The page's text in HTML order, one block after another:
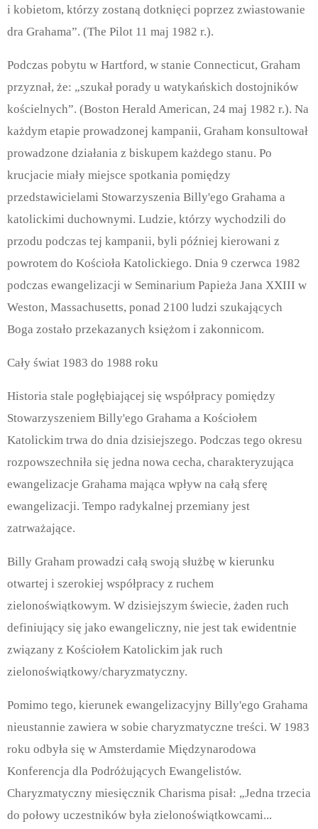
i kobietom, którzy zostaną dotknięci poprzez zwiastowanie
dra Grahama”. (The Pilot 11 maj 1982 r.).
Podczas pobytu w Hartford, w stanie Connecticut, Graham
przyznał, że: „szukał porady u watykańskich dostojników
kościelnych”. (Boston Herald American, 24 maj 1982 r.). Na
każdym etapie prowadzonej kampanii, Graham konsultował
prowadzone działania z biskupem każdego stanu. Po
krucjacie miały miejsce spotkania pomiędzy
przedstawicielami Stowarzyszenia Billy'ego Grahama a
katolickimi duchownymi. Ludzie, którzy wychodzili do
przodu podczas tej kampanii, byli później kierowani z
powrotem do Kościoła Katolickiego. Dnia 9 czerwca 1982
podczas ewangelizacji w Seminarium Papieża Jana XXIII w
Weston, Massachusetts, ponad 2100 ludzi szukających
Boga zostało przekazanych księżom i zakonnicom.
Cały świat 1983 do 1988 roku
Historia stale pogłębiającej się współpracy pomiędzy
Stowarzyszeniem Billy'ego Grahama a Kościołem
Katolickim trwa do dnia dzisiejszego. Podczas tego okresu
rozpowszechniła się jedna nowa cecha, charakteryzująca
ewangelizacje Grahama mająca wpływ na całą sferę
ewangelizacji. Tempo radykalnej przemiany jest
zatrważające.
Billy Graham prowadzi całą swoją służbę w kierunku
otwartej i szerokiej współpracy z ruchem
zielonoświątkowym. W dzisiejszym świecie, żaden ruch
definiujący się jako ewangeliczny, nie jest tak ewidentnie
związany z Kościołem Katolickim jak ruch
zielonoświątkowy/charyzmatyczny.
Pomimo tego, kierunek ewangelizacyjny Billy'ego Grahama
nieustannie zawiera w sobie charyzmatyczne treści. W 1983
roku odbyła się w Amsterdamie Międzynarodowa
Konferencja dla Podróżujących Ewangelistów.
Charyzmatyczny miesięcznik Charisma pisał: „Jedna trzecia
do połowy uczestników była zielonoświątkowcami...